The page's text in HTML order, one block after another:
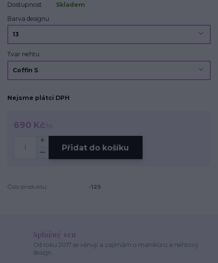
Dostupnost
Skladem
Barva designu
Tvar nehtu
Nejsme plátci DPH
690 Kč/ks
Přidat do košíku
Číslo produktu: -125
Splněný sen
Od roku 2017 se věnuji a zajímám o manikúru a nehtový
design.